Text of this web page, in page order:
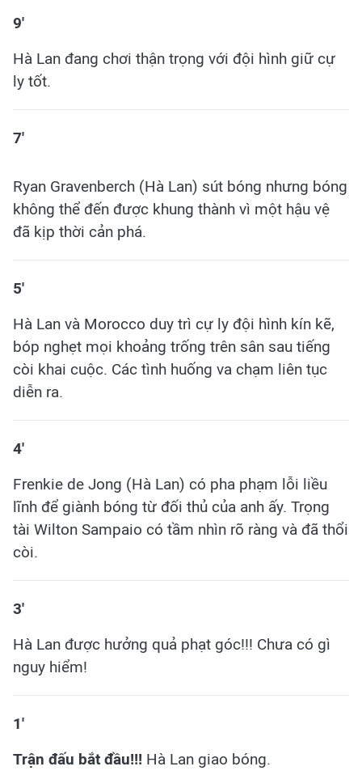
9'
Hà Lan đang chơi thận trọng với đội hình giữ cự
ly tốt.
7'
Ryan Gravenberch (Hà Lan) sút bóng nhưng bóng
không thể đến được khung thành vì một hậu vệ
đã kịp thời cản phá.
5'
Hà Lan và Morocco duy trì cự ly đội hình kín kẽ,
bóp nghẹt mọi khoảng trống trên sân sau tiếng
còi khai cuộc. Các tình huống va chạm liên tục
diễn ra.
4'
Frenkie de Jong (Hà Lan) có pha phạm lỗi liều
lĩnh để giành bóng từ đối thủ của anh ấy. Trọng
tài Wilton Sampaio có tầm nhìn rõ ràng và đã thổi
còi.
3'
Hà Lan được hưởng quả phạt góc!!! Chưa có gì
nguy hiểm!
1'
Trận đấu bắt đầu!!! Hà Lan giao bóng.